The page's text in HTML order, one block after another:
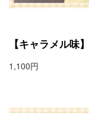
【キャラメル味】
1,100円